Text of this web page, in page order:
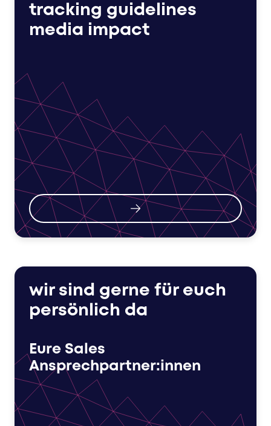
tracking guidelines
media impact
wir sind gerne für euch
persönlich da
Eure Sales
Ansprechpartner:innen